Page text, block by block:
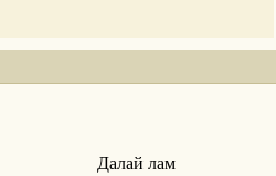
Далай лам